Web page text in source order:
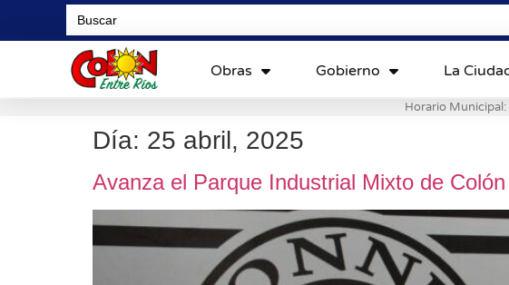
Search
for:
Obras Gobierno La
Horario Municipal:
Día: 25 abril, 2025
Avanza el Parque Industrial Mixto de Colón